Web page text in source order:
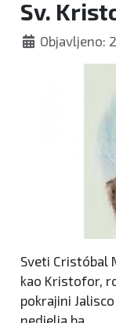
Sv.
Objavljeno:
Sveti Cristóbal
kao Kristofor,
pokrajini
nedjelja.ba.